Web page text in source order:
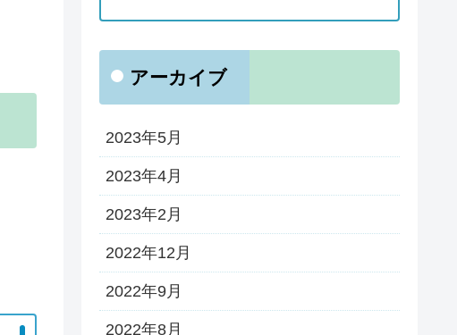
アーカイブ
2023年5月
2023年4月
2023年2月
2022年12月
2022年9月
2022年8月